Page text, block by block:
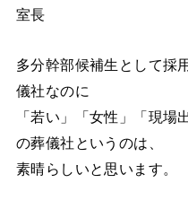
室長
多分幹部候補生として採
儀社なのに
「若い」「女性」「現場
の葬儀社というのは、
素晴らしいと思います。